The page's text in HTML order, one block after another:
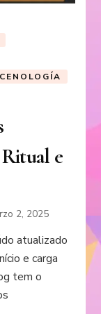
e
2, 2025
atualizado
e carga
tem o